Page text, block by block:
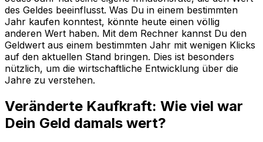
des Geldes beeinflusst. Was Du in einem bestimmten
Jahr kaufen konntest, könnte heute einen völlig
anderen Wert haben. Mit dem Rechner kannst Du den
Geldwert aus einem bestimmten Jahr mit wenigen Klicks
auf den aktuellen Stand bringen. Dies ist besonders
nützlich, um die wirtschaftliche Entwicklung über die
Jahre zu verstehen.
Veränderte Kaufkraft: Wie viel war
Dein Geld damals wert?